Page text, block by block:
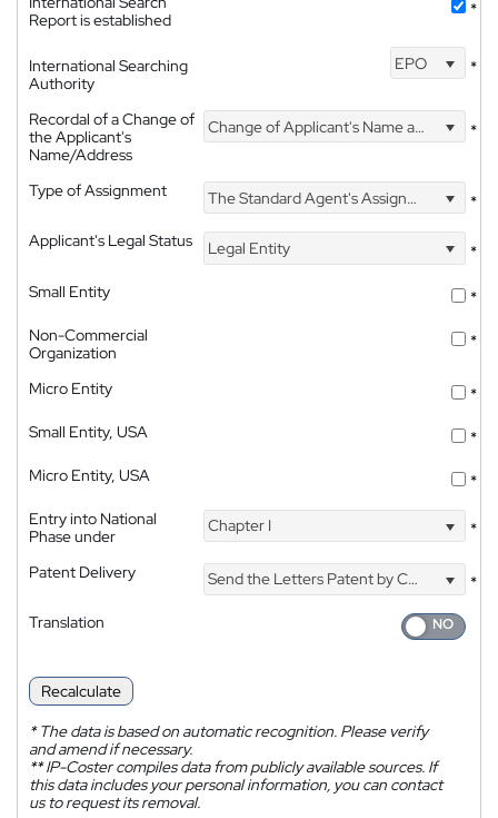
Report is established
*
International Searching
Authority
EPO *
Recordal of a Change of
the Applicant's
Name/Address
Change of Applicant's Name and Address *
Type of Assignment The Standard Agent's Assignment
*
Applicant's Legal Status
Legal Entity
*
Small Entity
*
Non-Commercial
Organization
*
Micro Entity
*
Small Entity, USA
*
Micro Entity, USA
*
Entry into National
Phase under
Chapter I *
Patent Delivery Send the Letters Patent by Courier
*
Translation
Recalculate
*The data is based on automatic recognition. Please verify
and amend if necessary.
**IP-Coster compiles data from publicly available sources. If
this data includes your personal information, you can contact
us to request its removal.